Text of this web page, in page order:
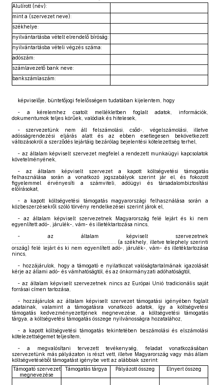
Alulírott (név):
mint a (szervezet neve):
székhelye:
nyilvántartásba vételt elrendelő bíróság:
nyilvántartásba vételi végzés száma:
adószám:
számlavezető bank neve:
bankszámlaszám:
képviselője, büntetőjogi felelősségem tudatában kijelentem, hogy
- a kérelemhez csatolt mellékletben foglalt adatok, információk,
dokumentumok teljes körűek, valódiak és hitelesek,
- szervezetünk nem áll felszámolási, csőd-, végelszámolási, illetve
adósságrendezési eljárás alatt és az ebben esetlegesen bekövetkezett
változásokról a szerződés lejártáig bezárólag bejelentési kötelezettség terhel,
- az általam képviselt szervezet megfelel a rendezett munkaügyi kapcsolatok
követelményének,
- az általam képviselt szervezet a kapott költségvetési támogatás
felhasználása során a vonatkozó jogszabályok szerint jár el, és fokozott
figyelemmel érvényesíti a számviteli, adóügyi és társadalombiztosítási
előírásokat,
- a kapott költségvetési támogatás magyarországi felhasználása során a
közbeszerzésekről szóló törvény rendelkezései szerint járok el,
- az általam képviselt szervezetnek Magyarország felé lejárt és ki nem
egyenlített adó-, járulék-, vám- és illetéktartozása nincs,
- az általam képviselt szervezetnek
....................................................................... (a székhely, illetve telephely szerinti
ország) felé lejárt és ki nem egyenlített adó-, járulék-, vám- és illetéktartozása
nincs,
- hozzájárulok, hogy a támogató e nyilatkozat valóságtartalmának igazolását
kérje az állami adó- és vámhatóságtól, és az önkormányzati adóhatóságtól,
- az általam képviselt szervezetnek nincs az Európai Unió tradicionális saját
forrásai címen tartozása,
- hozzájárulok az általam képviselt szervezet támogatási igényében foglalt
adatainak, valamint a támogatásra vonatkozó adatok, így a költségvetési
támogatás kedvezményezettjének megnevezése, a költségvetési támogatás
tárgya, a költségvetési támogatás összege nyilvánosságra hozatalához,
- a kapott költségvetési támogatás tekintetében beszámolási és elszámolási
kötelezettségemet teljesítem,
- a megvalósítani tervezett tevékenység, feladat vonatkozásában
szervezetünk más pályázaton is részt vett, illetve Magyarország vagy más állam
költségvetéséből támogatást igénybe vett az alábbiak szerint:
Támogató szervezet
megnevezése
Támogatás tárgya Pályázott összeg Elnyert összeg